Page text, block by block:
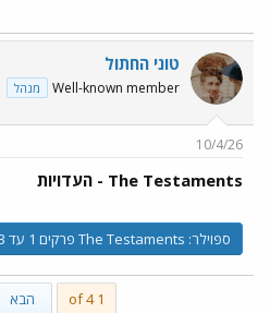
טוני החתול
Well-known member מנהל
10/4/26
The Testaments - העדויות
ספוילר: The Testaments פרקים 1 עד 3
1 of 4 הבא